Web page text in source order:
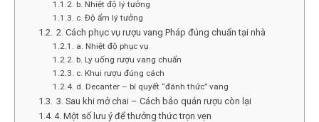
b. Nhiệt độ lý tưởng
c. Độ ẩm lý tưởng
️ 2. Cách phục vụ rượu vang Pháp đúng chuẩn tại nhà
a. Nhiệt độ phục vụ
b. Ly uống rượu vang chuẩn
c. Khui rượu đúng cách
d. Decanter – bí quyết “đánh thức” vang
️ 3. Sau khi mở chai – Cách bảo quản rượu còn lại
4. Một số lưu ý để thưởng thức trọn vẹn